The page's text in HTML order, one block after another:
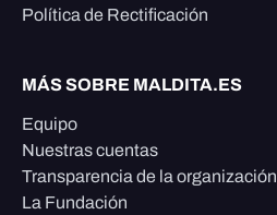
Política de Rectificación
MÁS SOBRE MALDITA.ES
Equipo
Nuestras cuentas
Transparencia de la organización
La Fundación